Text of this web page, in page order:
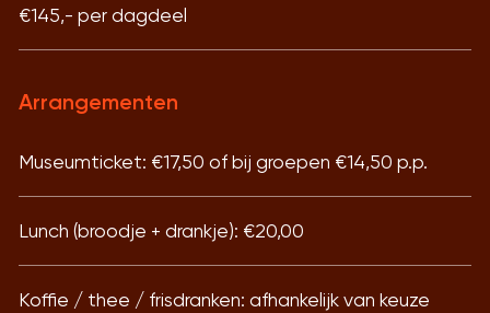
€145,- per dagdeel
Arrangementen
Museumticket: €17,50 of bij groepen €14,50 p.p.
Lunch (broodje + drankje): €20,00
Koffie / thee / frisdranken: afhankelijk van keuze